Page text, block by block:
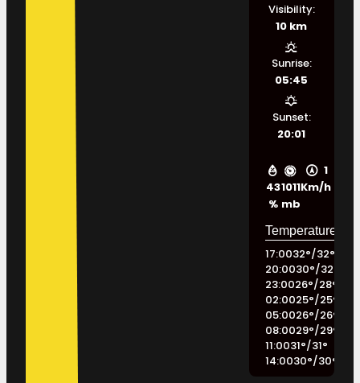
43
%
1011
mb
1
Km/h
Visibility:
10 km
Sunrise:
05:45
Sunset:
20:01
17:0032°/32°
20:0030°/32
23:0026°/28°
02:0025°/25°
05:0026°/26°
08:0029°/29°
11:0031°/31°
14:0030°/30°